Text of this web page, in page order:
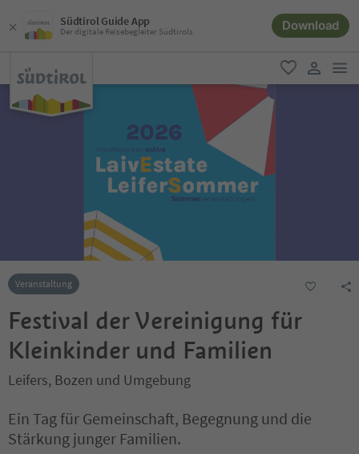
Südtirol Guide App
Der digitale Reisebegleiter Südtirols Download
favorit
user link
Veranstaltung
Festival der Vereinigung für
Kleinkinder und Familien
Leifers, Bozen und Umgebung
Ein Tag für Gemeinschaft, Begegnung und die
Stärkung junger Familien.